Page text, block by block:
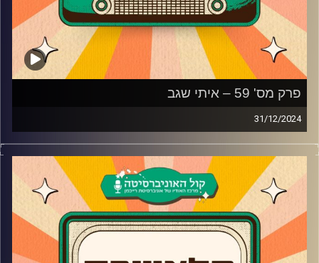
פרק מס' 59 – איתי שגב
31/12/2024
איתי שגב מגיע לאולפן פלאשבק!
השחקן, הקומיקאי והעורך מגיע לאולפן פלאשבק ומספר על
הסיבה שהחליט לגשת לאודישנים של ערוץ הילדים, למה עשה
רק פסטיגל אחד, הסיבה שבגללה החליט לעשות הישרדות
ולמה יש רגעים שהוא מתחרט על זה. בנוסף, איתי שגב חושף
סוד גדול על "מה שקורה באילת" ומה גרם לו להחליט לערוך את
הסדרה על אבי ביטר?